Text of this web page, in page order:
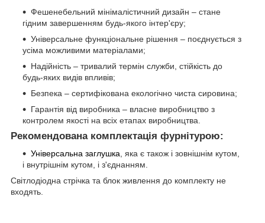
Фешенебельний мінімалістичний дизайн – стане
гідним завершенням будь-якого інтер'єру;
Універсальне функціональне рішення – поєднується з
усіма можливими матеріалами;
Надійність – тривалий термін служби, стійкість до
будь-яких видів впливів;
Безпека – сертифікована екологічно чиста сировина;
Гарантія від виробника – власне виробництво з
контролем якості на всіх етапах виробництва.
Рекомендована комплектація фурнітурою:
Універсальна заглушка, яка є також і зовнішнім кутом,
і внутрішнім кутом, і з'єднанням.
Світлодіодна стрічка та блок живлення до комплекту не
входять.